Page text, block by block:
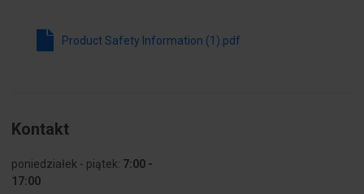
pierścieniem
czołowego
Kolor
pierścienia
Chrom
Product Safety Information (1).pdf
Kontakt
poniedziałek - piątek: 7:00 -
17:00